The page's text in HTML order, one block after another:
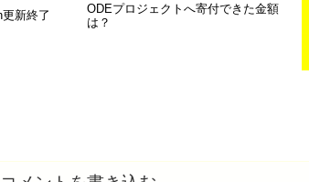
新終了
ODEプロジェクトへ寄付できた金額
は？